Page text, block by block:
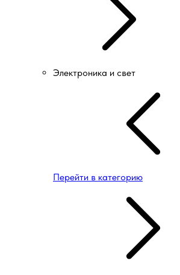
Электроника и свет
Перейти в категорию